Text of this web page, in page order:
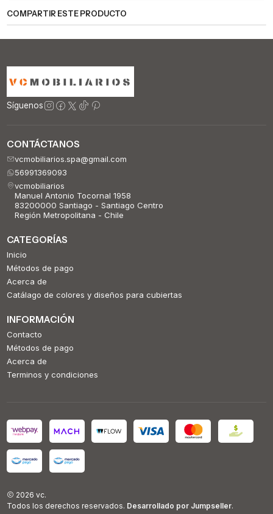
COMPARTIR ESTE PRODUCTO
Síguenos
CONTÁCTANOS
vcmobiliarios.spa@gmail.com
56991369093
vcmobiliarios
Manuel Antonio Tocornal 1958
83200000 Santiago - Santiago Centro
Región Metropolitana - Chile
CATEGORÍAS
Inicio
Métodos de pago
Acerca de
Catálago de colores y diseños para cubiertas
INFORMACIÓN
Contacto
Métodos de pago
Acerca de
Terminos y condiciones
2026 vc.
Todos los derechos reservados. Desarrollado por Jumpseller.